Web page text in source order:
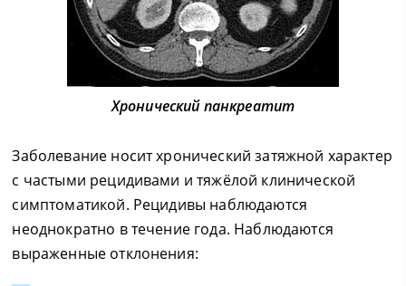
Хронический панкреатит
Заболевание носит хронический затяжной характер
с частыми рецидивами и тяжёлой клинической
симптоматикой. Рецидивы наблюдаются
неоднократно в течение года. Наблюдаются
выраженные отклонения: